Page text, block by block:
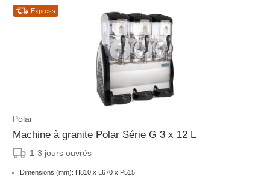
Express
Polar
Machine à granite Polar Série G 3 x 12 L
1-3 jours ouvrés
Dimensions (mm): H810 x L670 x P515